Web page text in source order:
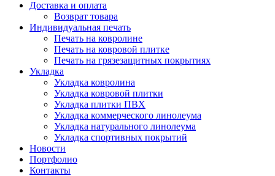
Доставка и оплата
Возврат товара
Индивидуальная печать
Печать на ковролине
Печать на ковровой плитке
Печать на грязезащитных покрытиях
Укладка
Укладка ковролина
Укладка ковровой плитки
Укладка плитки ПВХ
Укладка коммерческого линолеума
Укладка натурального линолеума
Укладка спортивных покрытий
Новости
Портфолио
Контакты